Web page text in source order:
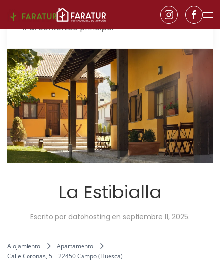
Ir al contenido principal
La Estibialla
Escrito por datohosting en septiembre 11, 2025.
Alojamiento
Apartamento
Calle Coronas, 5 | 22450 Campo (Huesca)